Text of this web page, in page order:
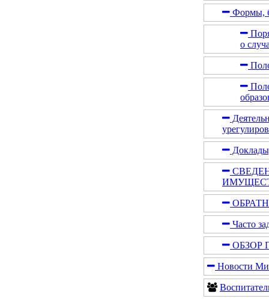
Формы,
о
Часто
ОБЗОР
Новости